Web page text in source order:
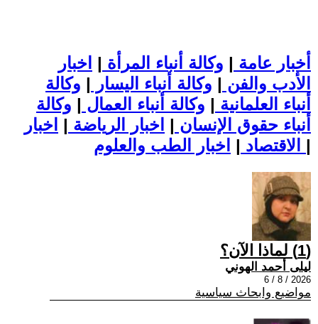
أخبار عامة | وكالة أنباء المرأة | اخبار
الأدب والفن | وكالة أنباء اليسار | وكالة
أنباء العلمانية | وكالة أنباء العمال | وكالة
أنباء حقوق الإنسان | اخبار الرياضة | اخبار
الاقتصاد | |
(1) لماذا الآن؟
ليلى أحمد الهوني
2026 / 8 / 6
مواضيع وابحاث سياسية